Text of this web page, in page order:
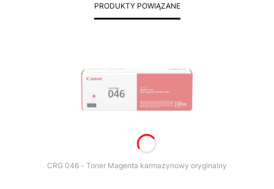
PRODUKTY POWIĄZANE
CRG 046 - Toner Magenta karmazynowy oryginalny